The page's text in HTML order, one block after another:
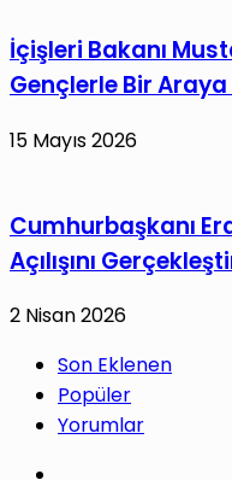
İçişleri Bakanı
Gençlerle Bir
15 Mayıs 2026
Cumhurbaşkanı
Açılışını
2 Nisan 2026
Son Eklenen
Popüler
Yorumlar